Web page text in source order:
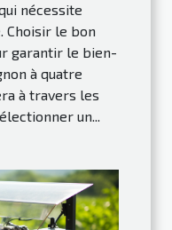
nécessite
Choisir le bon
garantir le bien-
à quatre
à travers les
un...